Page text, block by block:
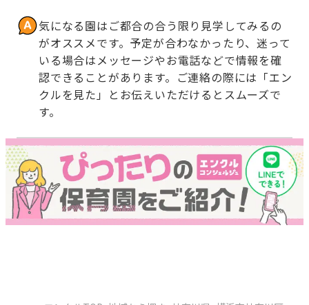
気になる園はご都合の合う限り見学してみるの
がオススメです。予定が合わなかったり、迷って
いる場合はメッセージやお電話などで情報を確
認できることがあります。ご連絡の際には「エン
クルを見た」とお伝えいただけるとスムーズで
す。